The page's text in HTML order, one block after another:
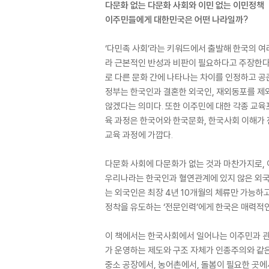
다문화 없는 다문화 사회와 이민 없는 이민정책
이주민들에게 대한민국은 어떤 나라일까?
‘다민족 사회’라는 키워드에서 출발해 한국의
라 근본적인 반성과 비판이 필요하다고 주장한
로 다른 문화 간에 나타나는 차이를 인정하고
정부는 한국인과 결혼한 외국인, 재외동포를
않겠다는 의미다. 또한 이주민에 대한 각종 교
육 과정은 한국어와 한국문화, 한국사회 이해가
교육 과정에 가깝다.
다문화 사회에 다문화가 없는 것과 마찬가지로,
우리나라는 한국인과 혈연관계에 있지 않은 외
는 외국인은 최장 4년 10개월의 체류만 가능하
정착을 유도하는 ‘전문인력’에게 한국은 매력적
이 책에서는 한국사회에서 일어나는 이주민과
가 운영하는 제도와 구조 자체가 인종주의와
중소 공장에서, 농어촌에서, 돌봄이 필요한 곳